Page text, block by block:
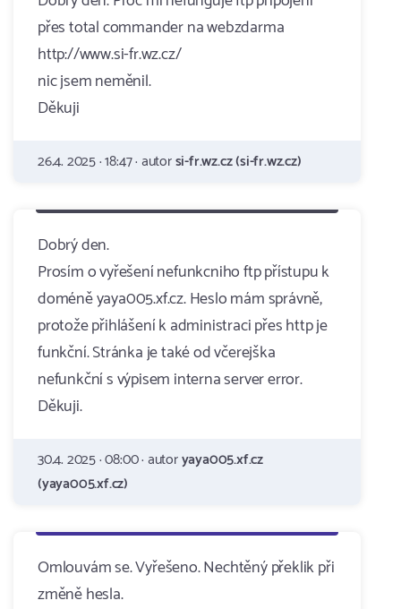
přes total commander na webzdarma
http://www.si-fr.wz.cz/
nic jsem neměnil.
Děkuji
26.4. 2025 · 18:47 · autorsi-fr.wz.cz (si-fr.wz.cz)
Dobrý den.
Prosím o vyřešení nefunkcniho ftp přístupu k
doméně yaya005.xf.cz. Heslo mám správně,
protože přihlášení k administraci přes http je
funkční. Stránka je také od včerejška
nefunkční s výpisem interna server error.
Děkuji.
30.4. 2025 · 08:00 · autoryaya005.xf.cz
(yaya005.xf.cz)
Omlouvám se. Vyřešeno. Nechtěný překlik při
změně hesla.